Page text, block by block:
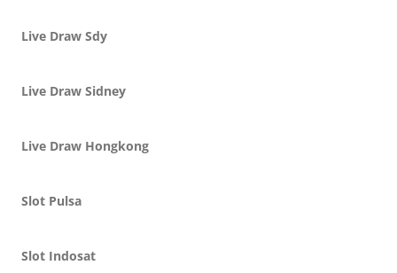
Live Draw Sdy
Live Draw Sidney
Live Draw Hongkong
Slot Pulsa
Slot Indosat